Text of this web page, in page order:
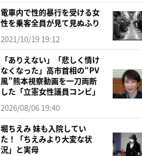
電車内で性的暴行を受ける女
性を乗客全員が見て見ぬふり
2021/10/19 19:12
「ありえない」「悲しく情け
なくなった」高市首相の“PV
風”熊本視察動画を一刀両断
した「立憲女性議員コンビ」
2026/08/06 19:40
堀ちえみ 妹も入院してい
た！「ちえみより大変な状
況」と実母